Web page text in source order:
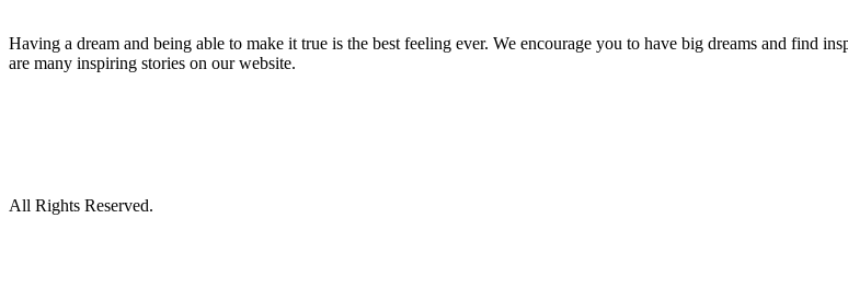
Having a dream and being able to make it true is the best feeling ever. We encourage you to have big dreams and find
are many inspiring stories on our website.
All Rights Reserved.